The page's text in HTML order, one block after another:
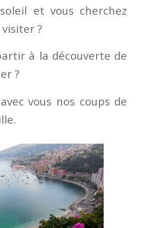
et vous cherchez
?
à la découverte de
?
vous nos coups de